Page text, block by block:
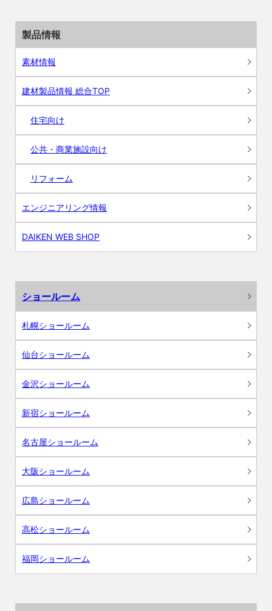
製品情報
素材情報
建材製品情報 総合TOP
住宅向け
公共・商業施設向け
リフォーム
エンジニアリング情報
DAIKEN WEB SHOP
ショールーム
札幌ショールーム
仙台ショールーム
金沢ショールーム
新宿ショールーム
名古屋ショールーム
大阪ショールーム
広島ショールーム
高松ショールーム
福岡ショールーム